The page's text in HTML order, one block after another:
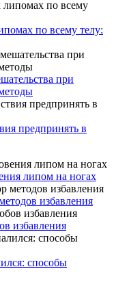
по всему телу:
при
предпринять в
липом на ногах
избавления
избавления
способы